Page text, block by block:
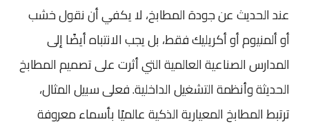
عند الحديث عن جودة المطابخ، لا يكفي أن نقول خشب
أو ألمنيوم أو أكريليك فقط، بل يجب الانتباه أيضًا إلى
المدارس الصناعية العالمية التي أثرت على تصميم المطابخ
الحديثة وأنظمة التشغيل الداخلية. فعلى سبيل المثال،
ترتبط المطابخ المعيارية الذكية عالميًا بأسماء معروفة